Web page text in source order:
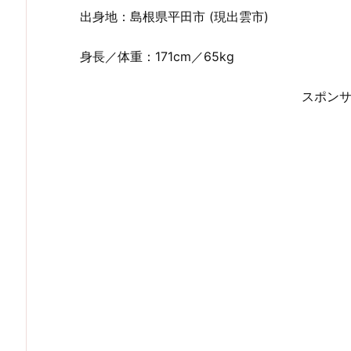
出身地：島根県平田市 (現出雲市)
身長／体重：171cm／65kg
スポン